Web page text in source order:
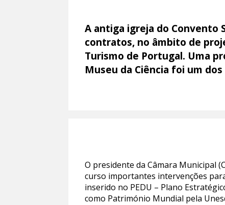
A antiga igreja do Convento
contratos, no âmbito de
Turismo de Portugal. Uma
Museu da Ciência foi um
O presidente da Câmara Municipal
curso importantes intervenções
inserido no PEDU – Plano
como Património Mundial pela